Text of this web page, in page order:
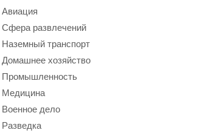
Авиация
Сфера развлечений
Наземный транспорт
Домашнее хозяйство
Промышленность
Медицина
Военное дело
Разведка